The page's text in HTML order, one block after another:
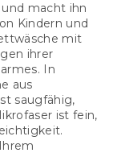
macht ihn
Kindern und
mit
ihrer
In
aus
saugfähig,
ist fein,